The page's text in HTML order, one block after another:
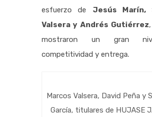
esfuerzo de Jesús Marín,
Valsera y Andrés Gutiérrez
mostraron un gran
competitividad y entrega.
Marcos Valsera, David Peña y
García, titulares de HUJASE